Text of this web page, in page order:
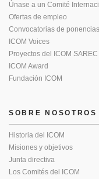
Únase a un Comité
Ofertas de empleo
Convocatorias de
ICOM Voices
Proyectos del ICOM SAREC
ICOM Award
Fundación ICOM
SOBRE NOSOTROS
Historia del ICOM
Misiones y objetivos
Junta directiva
Los Comités del ICOM